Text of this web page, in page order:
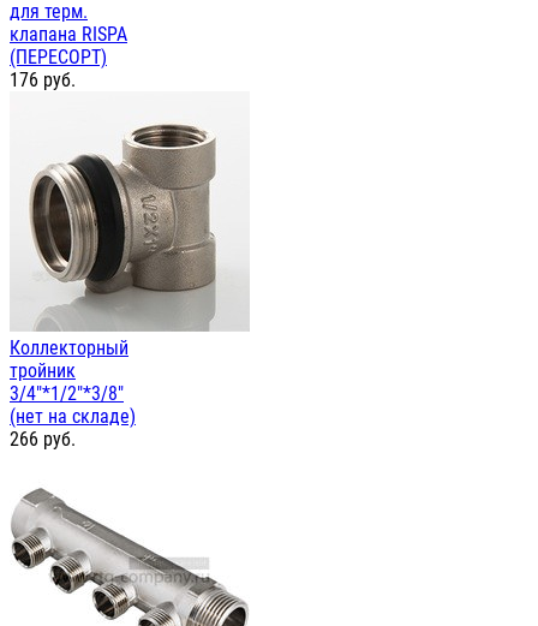
для терм.
клапана RISPA
(ПЕРЕСОРТ)
176 руб.
Коллекторный
тройник
3/4"*1/2"*3/8"
(нет на складе)
266 руб.